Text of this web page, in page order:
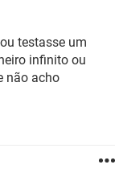
testasse um
infinito ou
não acho